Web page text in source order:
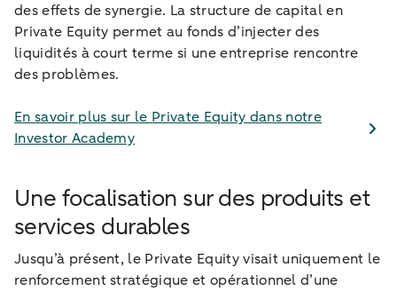
des effets de synergie. La structure de capital en
Private Equity permet au fonds d’injecter des
liquidités à court terme si une entreprise rencontre
des problèmes.
En savoir plus sur le Private Equity dans notre
Investor Academy
Une focalisation sur des produits et
services durables
Jusqu’à présent, le Private Equity visait uniquement le
renforcement stratégique et opérationnel d’une